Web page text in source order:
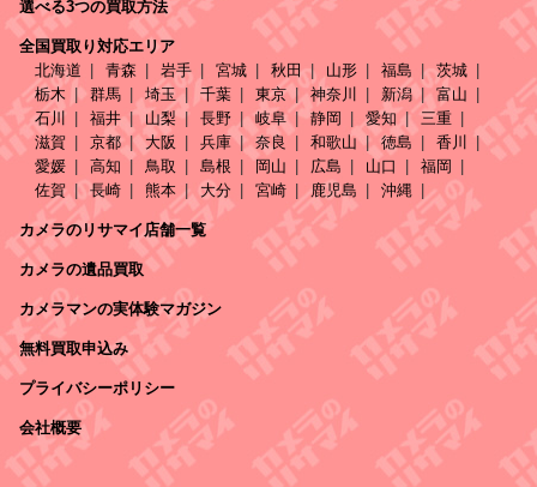
選べる3つの買取方法
全国買取り対応エリア
北海道
青森 岩手 宮城 秋田 山形 福島
茨城
栃木
群馬 埼玉 千葉 東京 神奈川 新潟
富山
石川
福井 山梨 長野 岐阜 静岡 愛知
三重
滋賀
京都 大阪 兵庫 奈良 和歌山 徳島
香川
愛媛
高知 鳥取 島根 岡山 広島 山口
福岡
佐賀
長崎 熊本 大分 宮崎 鹿児島 沖縄
カメラのリサマイ店舗一覧
カメラの遺品買取
カメラマンの実体験マガジン
無料買取申込み
プライバシーポリシー
会社概要